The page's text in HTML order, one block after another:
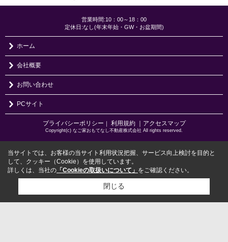
営業時間:10：00～18：00
定休日:なし(年末年始・GW・お盆期間)
ホーム
会社概要
お問い合わせ
PCサイト
プライバシーポリシー 利用規約 ｜アクセスマップ
Copyright(c) なご家おもてなし不動産株式会社 All rights reserved.
当サイトでは、お客様の当サイト利用状況把握、サービス向上検討を目的と
して、クッキー（Cookie）を使用しています。
詳しくは、当社の 「Cookieの取扱いについて」 をご確認ください。
閉じる